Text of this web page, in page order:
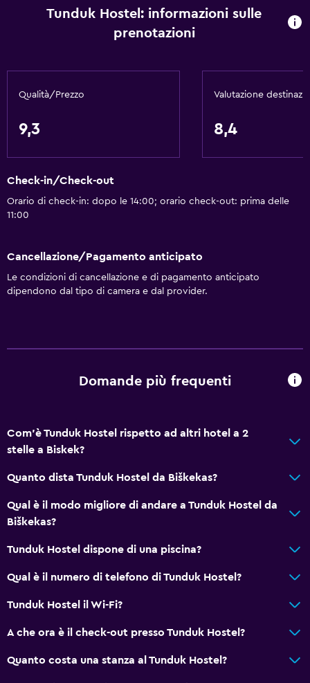
Vista sui monti
Deposito sci
Deposito disponibile
Wi-Fi gratis
Wi-Fi disponibile ovunque
Lenzuola
Asciugamani
Ventilatore
Bagnoschiuma
Bidoni dei rifiuti
Eco-turismo
Giochi da tavolo/puzzle
Freccette
Tiro con l'arco
Equitazione
Tunduk Hostel: informazioni sulle
prenotazioni
Qualità/Prezzo
9,3
Valutazione
8,4
Check-in/Check-out
Orario di check-in: dopo le 14:00; orario check-out: prima delle
11:00
Cancellazione/Pagamento anticipato
Le condizioni di cancellazione e di pagamento anticipato
dipendono dal tipo di camera e dal provider.
Domande più frequenti
Com'è Tunduk Hostel rispetto ad altri hotel a 2
stelle a Biskek?
Quanto dista Tunduk Hostel da Biškekas?
Qual è il modo migliore di andare a Tunduk Hostel da
Biškekas?
Tunduk Hostel dispone di una piscina?
Qual è il numero di telefono di Tunduk Hostel?
Tunduk Hostel il Wi-Fi?
A che ora è il check-out presso Tunduk Hostel?
Quanto costa una stanza al Tunduk Hostel?